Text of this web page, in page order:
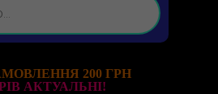
200 ГРН
АКТУАЛЬНІ!